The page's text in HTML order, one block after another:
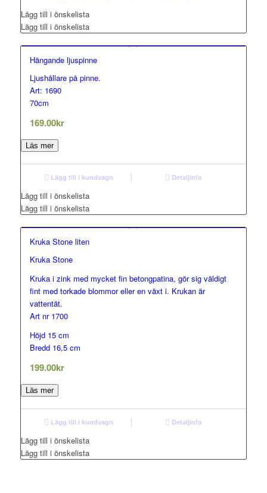
Lägg till i önskelista
Lägg till i önskelista
Hängande ljuspinne
Ljushållare på pinne.
Art: 1690
70cm
169.00kr
Läs mer
Lägg till i kundvagn Detaljinfo
Lägg till i önskelista
Lägg till i önskelista
Kruka Stone liten
Kruka Stone
Kruka i zink med mycket fin betongpatina, gör sig väldigt
fint med torkade blommor eller en växt i. Krukan är
vattentät.
Art nr 1700
Höjd 15 cm
Bredd 16,5 cm
199.00kr
Läs mer
Lägg till i kundvagn Detaljinfo
Lägg till i önskelista
Lägg till i önskelista